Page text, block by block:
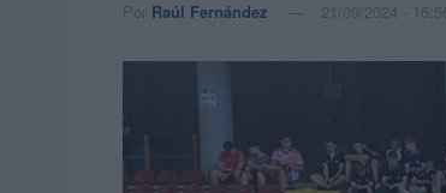
Por Raúl Fernández 21/09/2024 - 16:56